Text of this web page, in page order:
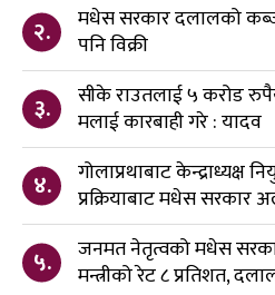
२.
मधेस सरकार दलालको
पनि विक्री
३.
सीके राउतलाई ५ करोड
मलाई कारबाही गरे : यादव
४.
गोलाप्रथाबाट केन्द्राध्यक्ष
प्रक्रियाबाट मधेस सरकार
५.
जनमत नेतृत्वको मधेस
मन्त्रीको रेट ८ प्रतिशत,